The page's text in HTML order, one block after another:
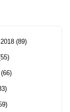
(89)
(66)